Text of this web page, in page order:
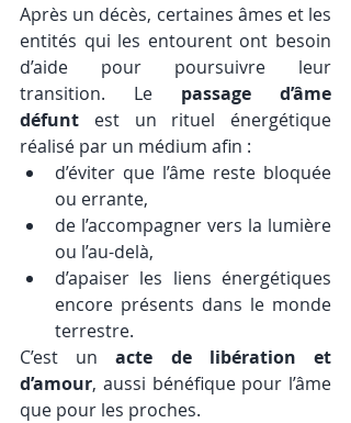
Après un décès, certaines âmes et les
entités qui les entourent ont besoin
d’aide pour poursuivre leur
transition. Le passage d’âme
défunt est un rituel énergétique
réalisé par un médium afin :
d’éviter que l’âme reste bloquée
ou errante,
de l’accompagner vers la lumière
ou l’au-delà,
d’apaiser les liens énergétiques
encore présents dans le monde
terrestre.
C’est un acte de libération et
d’amour, aussi bénéfique pour l’âme
que pour les proches.